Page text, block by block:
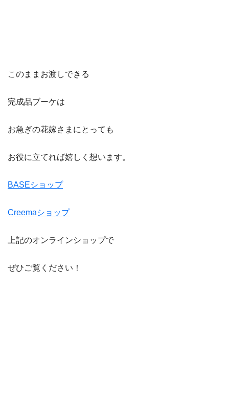
このままお渡しできる
完成品ブーケは
お急ぎの花嫁さまにとっても
お役に立てれば嬉しく想います。
BASEショップ
Creemaショップ
上記のオンラインショップで
ぜひご覧ください！